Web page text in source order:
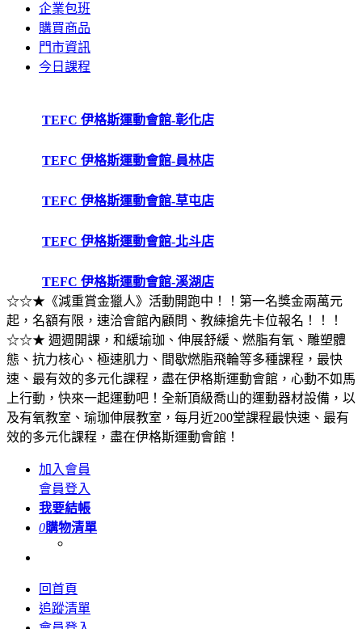
企業包班
購買商品
門市資訊
今日課程
TEFC 伊格斯運動會館-彰化店
TEFC 伊格斯運動會館-員林店
TEFC 伊格斯運動會館-草屯店
TEFC 伊格斯運動會館-北斗店
TEFC 伊格斯運動會館-溪湖店
☆☆★《減重賞金獵人》活動開跑中！！第一名獎金兩萬元
起，名額有限，速洽會館內顧問、教練搶先卡位報名！！！
☆☆★ 週週開課，和緩瑜珈、伸展舒緩、燃脂有氧、雕塑體
態、抗力核心、極速肌力、間歇燃脂飛輪等多種課程，最快
速、最有效的多元化課程，盡在伊格斯運動會館，心動不如馬
上行動，快來一起運動吧！全新頂級喬山的運動器材設備，以
及有氧教室、瑜珈伸展教室，每月近200堂課程最快速、最有
效的多元化課程，盡在伊格斯運動會館！
加入會員
會員登入
我要結帳
0購物清單
回首頁
追蹤清單